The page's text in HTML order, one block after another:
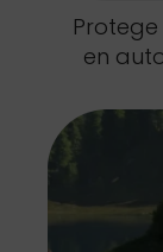
en